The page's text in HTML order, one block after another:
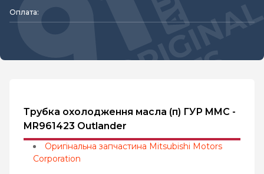
Оплата:
Трубка охолодження масла (п) ГУР MMC -
MR961423 Outlander
Оригінальна запчастина Mitsubishi Motors
Corporation